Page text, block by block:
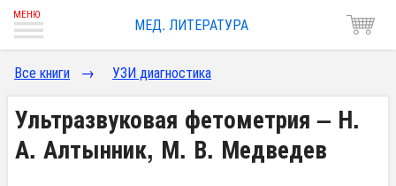
МЕД. ЛИТЕРАТУРА
Все книги → УЗИ диагностика
Ультразвуковая фетометрия – Н.
А. Алтынник, М. В. Медведев